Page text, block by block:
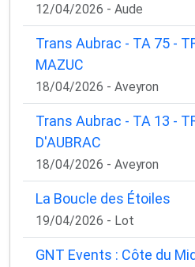
12/04/2026 - Aude
Trans Aubrac - TA 75 -
MAZUC
18/04/2026 - Aveyron
Trans Aubrac - TA 13 -
D'AUBRAC
18/04/2026 - Aveyron
La Boucle des Étoiles
19/04/2026 - Lot
GNT Events : Côte du